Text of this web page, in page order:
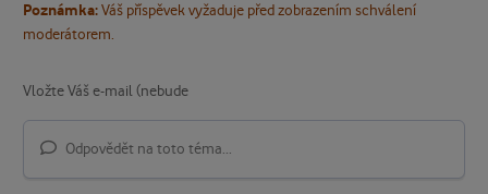
Poznámka:Váš příspěvek vyžaduje před zobrazením schválení
moderátorem.
Odpovědět na toto téma...